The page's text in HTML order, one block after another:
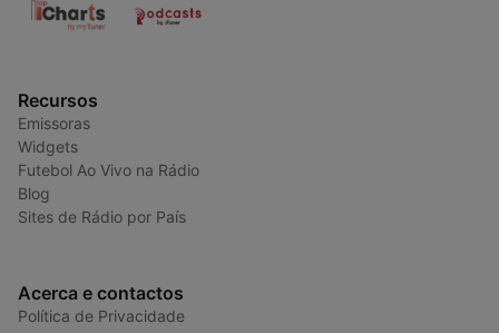
Recursos
Emissoras
Widgets
Futebol Ao Vivo na Rádio
Blog
Sites de Rádio por País
Acerca e contactos
Política de Privacidade